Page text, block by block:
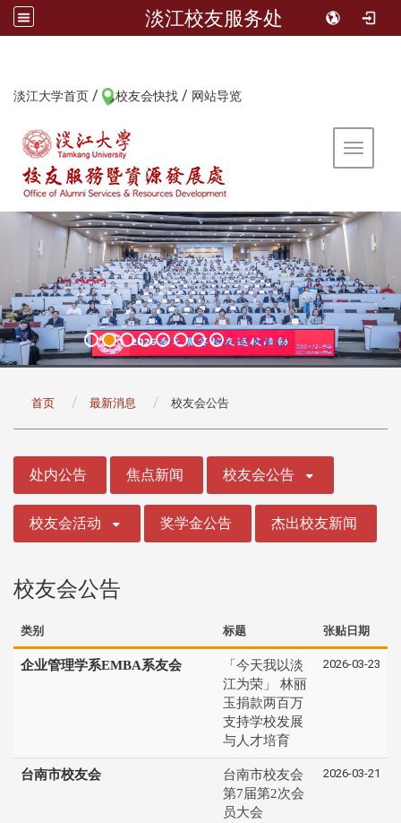
淡江校友服务处
淡江大学首页 / 校友会快找 / 网站导览
Toggle
首页 最新消息 校友会公告
处内公告 焦点新闻 校友会公告
校友会活动 奖学金公告 杰出校友新闻
校友会公告
类别 标题 张贴日期
企业管理学系EMBA系友会
「今天我以淡
江为荣」 林丽
玉捐款两百万
支持学校发展
与人才培育
2026-03-23
台南市校友会
台南市校友会
第7届第2次会
员大会
2026-03-21